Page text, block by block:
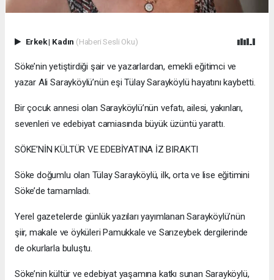
Erkek| Kadın (Haberi Sesli Oku)
Söke’nin yetiştirdiği şair ve yazarlardan, emekli eğitimci ve
yazar Ali Sarayköylü’nün eşi Tülay Sarayköylü hayatını kaybetti.
Bir çocuk annesi olan Sarayköylü’nün vefatı, ailesi, yakınları,
sevenleri ve edebiyat camiasında büyük üzüntü yarattı.
SÖKE’NİN KÜLTÜR VE EDEBİYATINA İZ BIRAKTI
Söke doğumlu olan Tülay Sarayköylü, ilk, orta ve lise eğitimini
Söke’de tamamladı.
Yerel gazetelerde günlük yazıları yayımlanan Sarayköylü’nün
şiir, makale ve öyküleri Pamukkale ve Sarızeybek dergilerinde
de okurlarla buluştu.
Söke’nin kültür ve edebiyat yaşamına katkı sunan Sarayköylü,